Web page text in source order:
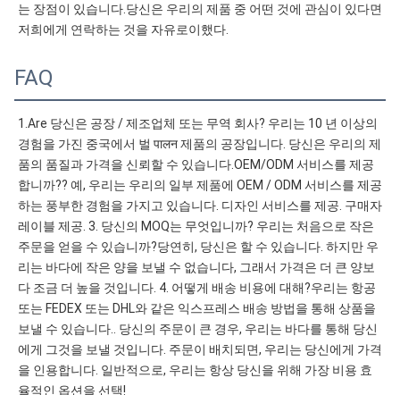
는 장점이 있습니다.당신은 우리의 제품 중 어떤 것에 관심이 있다면
저희에게 연락하는 것을 자유로이했다.
FAQ
1.Are 당신은 공장 / 제조업체 또는 무역 회사? 우리는 10 년 이상의
경험을 가진 중국에서 벌 पालन 제품의 공장입니다. 당신은 우리의 제
품의 품질과 가격을 신뢰할 수 있습니다.OEM/ODM 서비스를 제공
합니까?? 예, 우리는 우리의 일부 제품에 OEM / ODM 서비스를 제공
하는 풍부한 경험을 가지고 있습니다. 디자인 서비스를 제공. 구매자
레이블 제공. 3. 당신의 MOQ는 무엇입니까? 우리는 처음으로 작은
주문을 얻을 수 있습니까?당연히, 당신은 할 수 있습니다. 하지만 우
리는 바다에 작은 양을 보낼 수 없습니다, 그래서 가격은 더 큰 양보
다 조금 더 높을 것입니다. 4. 어떻게 배송 비용에 대해?우리는 항공
또는 FEDEX 또는 DHL와 같은 익스프레스 배송 방법을 통해 상품을
보낼 수 있습니다.. 당신의 주문이 큰 경우, 우리는 바다를 통해 당신
에게 그것을 보낼 것입니다. 주문이 배치되면, 우리는 당신에게 가격
을 인용합니다. 일반적으로, 우리는 항상 당신을 위해 가장 비용 효
율적인 옵션을 선택!